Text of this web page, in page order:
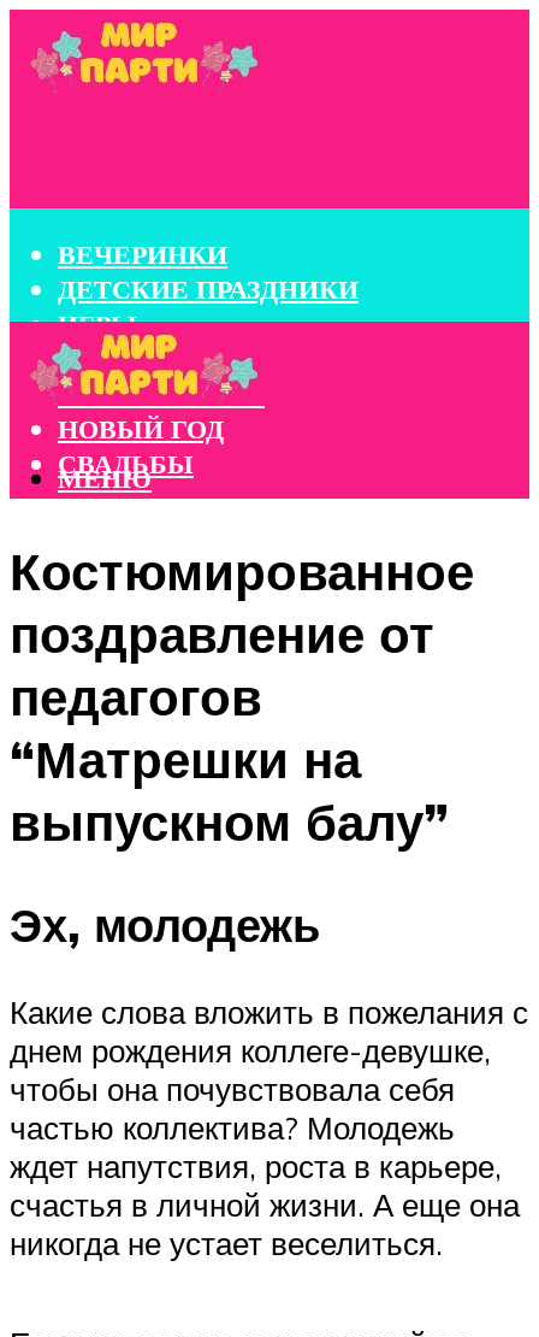
ВЕЧЕРИНКИ
ДЕТСКИЕ ПРАЗДНИКИ
ИГРЫ
КОНКУРСЫ
КОРПОРАТИВЫ
НОВЫЙ ГОД
СВАДЬБЫ
МЕНЮ
Костюмированное
поздравление от
педагогов
“Матрешки на
выпускном балу”
Эх, молодежь
Какие слова вложить в пожелания с
днем рождения коллеге-девушке,
чтобы она почувствовала себя
частью коллектива? Молодежь
ждет напутствия, роста в карьере,
счастья в личной жизни. А еще она
никогда не устает веселиться.